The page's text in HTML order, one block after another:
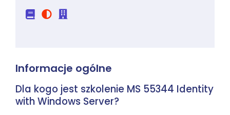
Informacje ogólne
Dla kogo jest szkolenie MS 55344 Identity
with Windows Server?